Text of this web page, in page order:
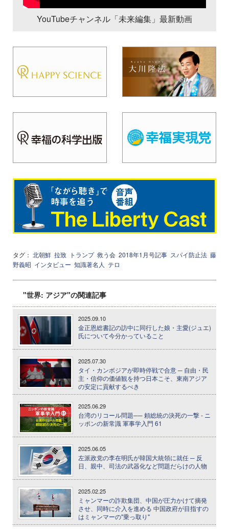
YouTubeチャンネル「未来編集」最新動画
タグ： 北朝鮮 拉致 トランプ 救う会 2018年1月号記事 スパイ防止法 藤
野義昭 インタビュー 知識著名人 テロ
"世界: アジア"の関連記事
2025.09.10
金正恩総書記の訪中に同行した娘・主愛(ジュエ)
氏について今分かっていること
2025.07.30
タイ・カンボジアが即時停戦で合意 ─ 自由・民
主・信仰の価値観を持つ日本こそ、東南アジア
の安定に貢献するべき
2025.06.29
台湾のリコール問題── 頼総統の決死の一撃 - ニ
ッポンの新常識 軍事学入門 61
2025.06.05
左派政党の李在明氏が韓国大統領に就任 ─ 反
日、親中、司法の武器化など問題だらけの人物
2025.02.25
ミャンマーの詐欺集団、中国が圧力かけて摘発
させ、同時に介入を進める 中国政府が目指すの
はミャンマーの"乗っ取り"